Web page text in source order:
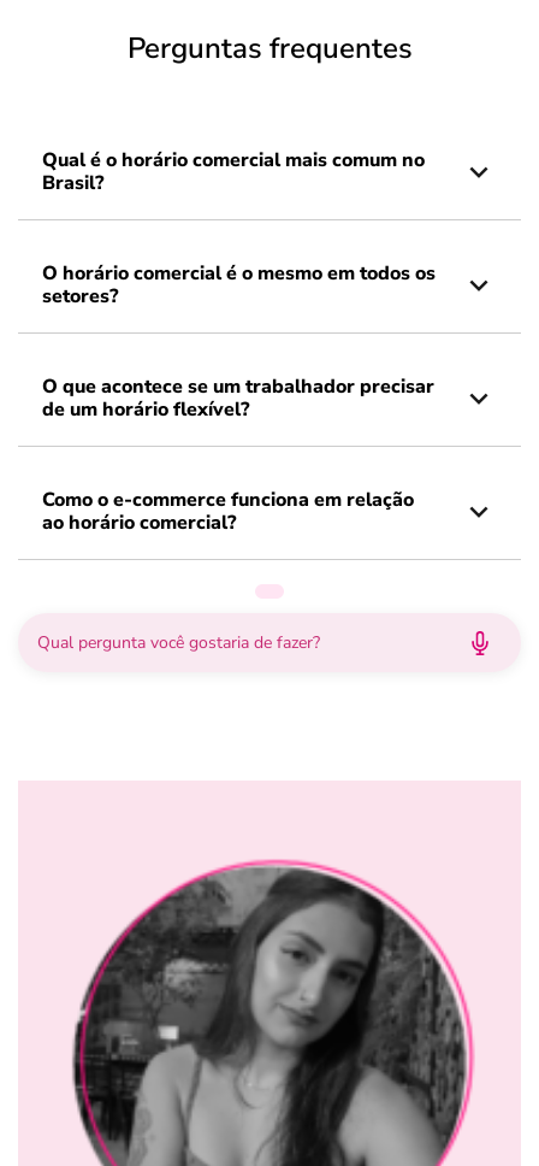
Perguntas frequentes
Qual é o horário comercial mais comum no
Brasil?
O horário comercial é o mesmo em todos os
setores?
O que acontece se um trabalhador precisar
de um horário flexível?
Como o e-commerce funciona em relação
ao horário comercial?